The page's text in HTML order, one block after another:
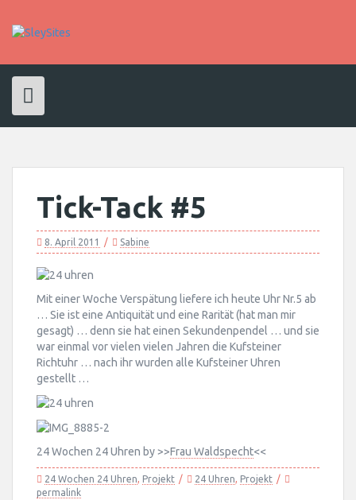
content
Tick-Tack #5
8. April 2011 Sabine
Mit einer Woche Verspätung liefere ich heute Uhr Nr.5 ab
… Sie ist eine Antiquität und eine Rarität (hat man mir
gesagt) … denn sie hat einen Sekundenpendel … und sie
war einmal vor vielen vielen Jahren die Kufsteiner
Richtuhr … nach ihr wurden alle Kufsteiner Uhren
gestellt …
24 Wochen 24 Uhren by >>Frau Waldspecht<<
24 Wochen 24 Uhren, Projekt 24 Uhren, Projekt
permalink